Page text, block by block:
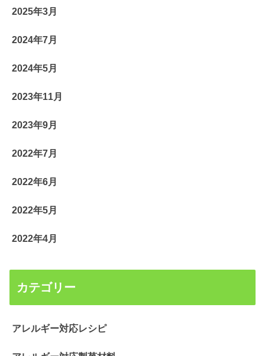
2025年3月
2024年7月
2024年5月
2023年11月
2023年9月
2022年7月
2022年6月
2022年5月
2022年4月
カテゴリー
アレルギー対応レシピ